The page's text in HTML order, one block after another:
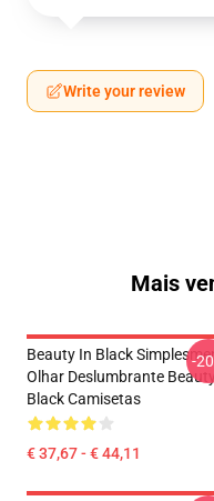
Write your review
Mais
Beauty In Black
Olhar Deslumbrante
Black Camisetas
€ 37,67 - € 44,11
-